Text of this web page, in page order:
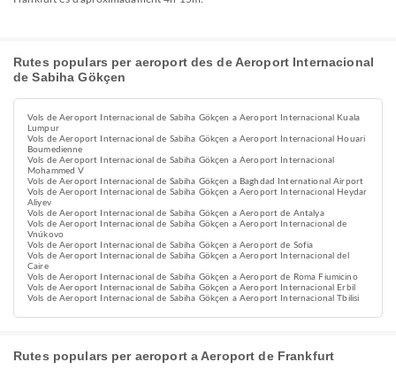
Rutes populars per aeroport des de Aeroport Internacional
de Sabiha Gökçen
Vols de Aeroport Internacional de Sabiha Gökçen a Aeroport Internacional Kuala
Lumpur
Vols de Aeroport Internacional de Sabiha Gökçen a Aeroport Internacional Houari
Boumedienne
Vols de Aeroport Internacional de Sabiha Gökçen a Aeroport Internacional
Mohammed V
Vols de Aeroport Internacional de Sabiha Gökçen a Baghdad International Airport
Vols de Aeroport Internacional de Sabiha Gökçen a Aeroport Internacional Heydar
Aliyev
Vols de Aeroport Internacional de Sabiha Gökçen a Aeroport de Antalya
Vols de Aeroport Internacional de Sabiha Gökçen a Aeroport Internacional de
Vnúkovo
Vols de Aeroport Internacional de Sabiha Gökçen a Aeroport de Sofia
Vols de Aeroport Internacional de Sabiha Gökçen a Aeroport Internacional del
Caire
Vols de Aeroport Internacional de Sabiha Gökçen a Aeroport de Roma Fiumicino
Vols de Aeroport Internacional de Sabiha Gökçen a Aeroport Internacional Erbil
Vols de Aeroport Internacional de Sabiha Gökçen a Aeroport Internacional Tbilisi
Rutes populars per aeroport a Aeroport de Frankfurt